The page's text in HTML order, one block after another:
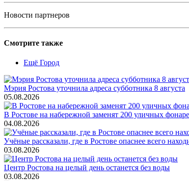
Новости партнеров
Смотрите также
Ещё Город
Мэрия Ростова уточнила адреса субботника 8 августа
05.08.2026
В Ростове на набережной заменят 200 уличных
04.08.2026
Учёные рассказали, где в Ростове опаснее всего
03.08.2026
Центр Ростова на целый день останется без воды
03.08.2026